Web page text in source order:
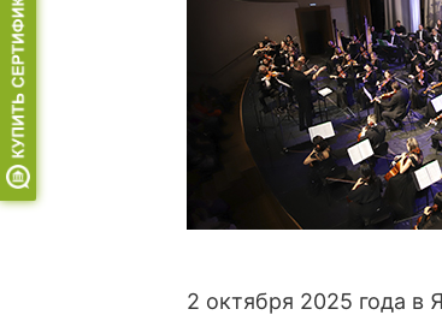
2 октября 2025 года в